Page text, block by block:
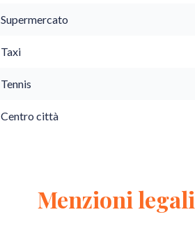
Supermercato
Taxi
Tennis
Centro città
Menzioni legali